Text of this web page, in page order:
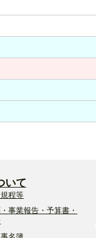
いて
程等
事業報告・予算書・